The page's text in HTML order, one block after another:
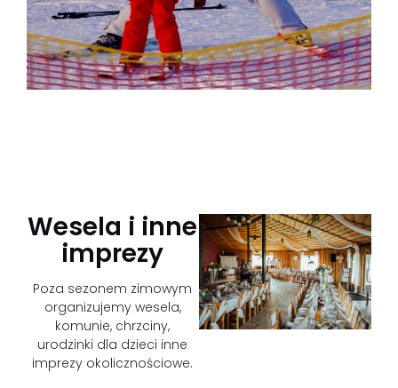
Wesela i inne
imprezy
Poza sezonem zimowym
organizujemy wesela,
komunie, chrzciny,
urodzinki dla dzieci inne
imprezy okolicznościowe.